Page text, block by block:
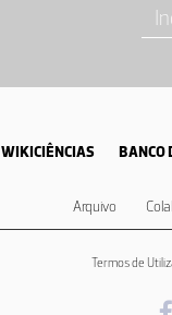
WIKICIÊNCIAS BANCO
Arquivo
Termos de